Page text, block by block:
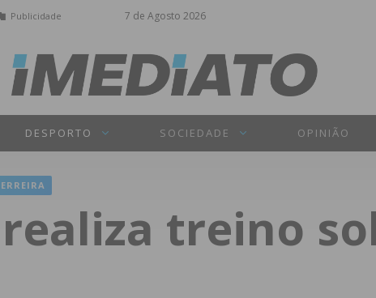
7 de Agosto 2026
Publicidade
DESPORTO SOCIEDADE OPINIÃO
realiza treino